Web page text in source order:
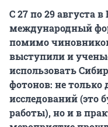
С 27 по 29 августа
международный
помимо
выступили и
использовать
фотонов: не
исследований (это
работы), но и в